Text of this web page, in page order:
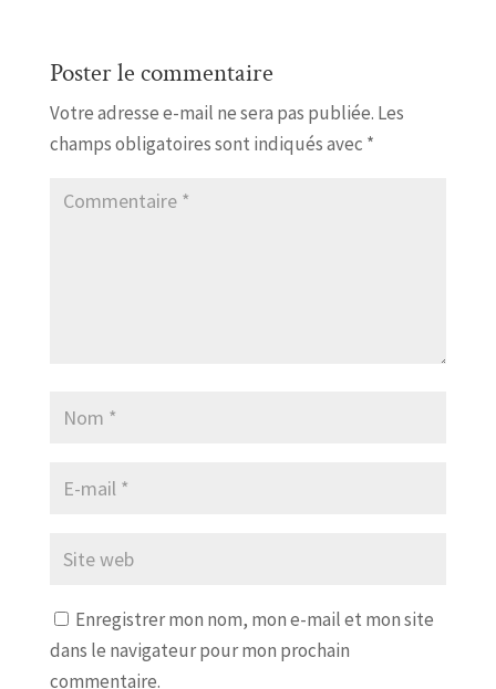
Poster le commentaire
Votre adresse e-mail ne sera pas publiée. Les
champs obligatoires sont indiqués avec *
Enregistrer mon nom, mon e-mail et mon site
dans le navigateur pour mon prochain
commentaire.